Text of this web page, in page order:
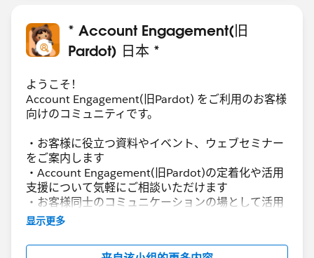
* Account Engagement(旧
Pardot) 日本 *
ようこそ！
Account Engagement(旧Pardot) をご利用のお客様
向けのコミュニティです。
・お客様に役立つ資料やイベント、ウェブセミナー
をご案内します
・Account Engagement(旧Pardot)の定着化や活用
支援について気軽にご相談いただけます
・お客様同士のコミュニケーションの場として活用
いただけます
Account Engagement(旧Pardot)に関する総合コミ
显示更多